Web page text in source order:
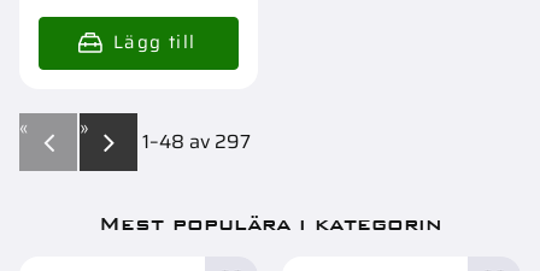
1–48 av 297
« »
Mest populära i kategorin